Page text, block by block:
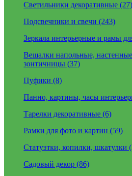
Светильники декоративные (27)
Подсвечники и свечи (243)
Зеркала интерьерные и рамы
Вешалки напольные,
зонтичницы (37)
Пуфики (8)
Панно, картины, часы
Тарелки декоративные (6)
Рамки для фото и картин (59)
Статуэтки, копилки, шкатулки
Садовый декор (86)